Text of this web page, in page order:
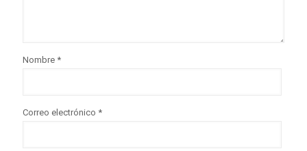
Nombre *
Correo electrónico *